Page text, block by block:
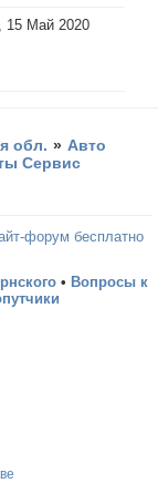
15 Май 2020
обл. » Авто
Сервис
форум бесплатно
• Вопросы к